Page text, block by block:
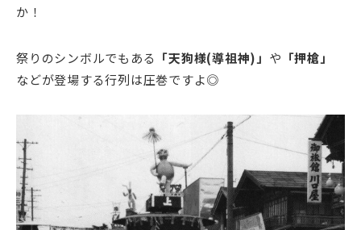
か！
祭りのシンボルでもある 「天狗様(導祖神)」 や 「押槍」
などが登場する行列は圧巻ですよ◎